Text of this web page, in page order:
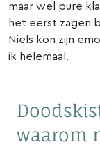
maar wel pure
het eerst zagen
Niels kon zijn
ik helemaal.
waarom